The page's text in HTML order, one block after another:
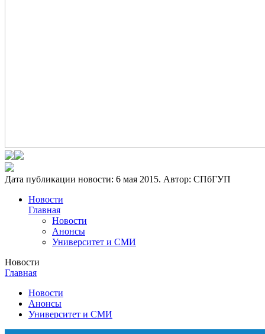
Дата публикации новости: 6 мая 2015. Автор: СПбГУП
Новости
Главная
Новости
Анонсы
Университет и СМИ
Новости
Главная
Новости
Анонсы
Университет и СМИ